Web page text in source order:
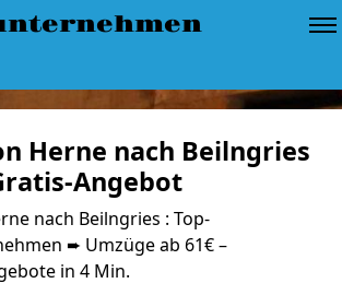
Herne nach Beilngries
Angebot
nach Beilngries : Top-
➨ Umzüge ab 61€ –
in 4 Min.